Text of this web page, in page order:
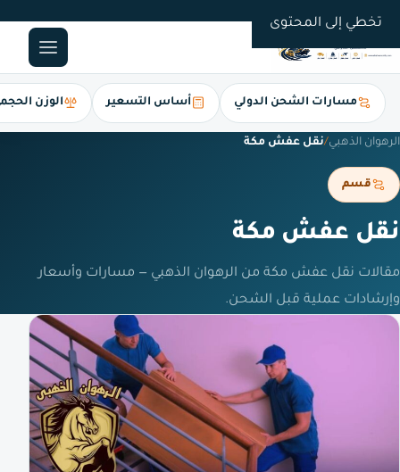
تخطي إلى المحتوى
مسارات الشحن الدولي أساس التسعير الوزن
الرهوان الذهبي/نقل عفش مكة
قسم
نقل عفش مكة
مقالات نقل عفش مكة من الرهوان الذهبي — مسارات وأسعار
وإرشادات عملية قبل الشحن.